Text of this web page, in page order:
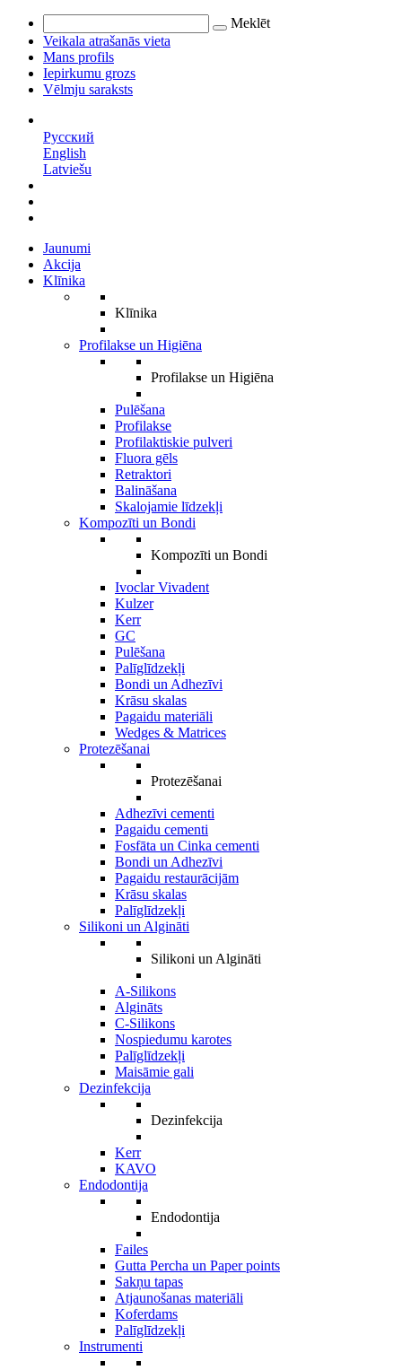
Meklēt
Veikala atrašanās vieta
Mans profils
Iepirkumu grozs
Vēlmju saraksts
Русский
English
Latviešu
Jaunumi
Akcija
Klīnika
Klīnika
Profilakse un Higiēna
Profilakse un Higiēna
Pulēšana
Profilakse
Profilaktiskie pulveri
Fluora gēls
Retraktori
Balināšana
Skalojamie līdzekļi
Kompozīti un Bondi
Kompozīti un Bondi
Ivoclar Vivadent
Kulzer
Kerr
GC
Pulēšana
Palīglīdzekļi
Bondi un Adhezīvi
Krāsu skalas
Pagaidu materiāli
Wedges & Matrices
Protezēšanai
Protezēšanai
Adhezīvi cementi
Pagaidu cementi
Fosfāta un Cinka cementi
Bondi un Adhezīvi
Pagaidu restaurācijām
Krāsu skalas
Palīglīdzekļi
Silikoni un Algināti
Silikoni un Algināti
A-Silikons
Algināts
C-Silikons
Nospiedumu karotes
Palīglīdzekļi
Maisāmie gali
Dezinfekcija
Dezinfekcija
Kerr
KAVO
Endodontija
Endodontija
Failes
Gutta Percha un Paper points
Sakņu tapas
Atjaunošanas materiāli
Koferdams
Palīglīdzekļi
Instrumenti